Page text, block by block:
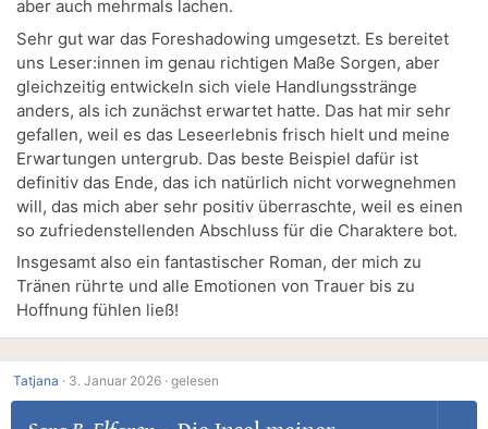
aber auch mehrmals lachen.
Sehr gut war das Foreshadowing umgesetzt. Es bereitet
uns Leser:innen im genau richtigen Maße Sorgen, aber
gleichzeitig entwickeln sich viele Handlungsstränge
anders, als ich zunächst erwartet hatte. Das hat mir sehr
gefallen, weil es das Leseerlebnis frisch hielt und meine
Erwartungen untergrub. Das beste Beispiel dafür ist
definitiv das Ende, das ich natürlich nicht vorwegnehmen
will, das mich aber sehr positiv überraschte, weil es einen
so zufriedenstellenden Abschluss für die Charaktere bot.
Insgesamt also ein fantastischer Roman, der mich zu
Tränen rührte und alle Emotionen von Trauer bis zu
Hoffnung fühlen ließ!
Tatjana · 3. Januar 2026 · gelesen